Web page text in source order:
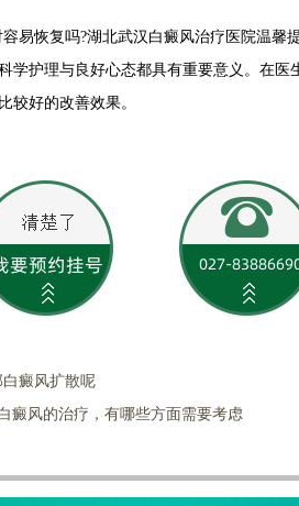
恢复吗?湖北武汉白癜风治疗医院温馨
学护理与良好心态都具有重要意义。在医
较好的改善效果。
癜风扩散呢
癜风的治疗，有哪些方面需要考虑